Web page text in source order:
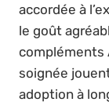
accordée à
le goût
compléments
soignée
adoption à